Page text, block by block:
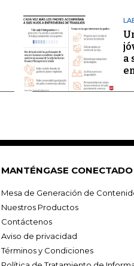
a
MANTÉNGASE CONECTADO
Mesa de Generación de
Nuestros Productos
Contáctenos
Aviso de privacidad
Términos y Condiciones